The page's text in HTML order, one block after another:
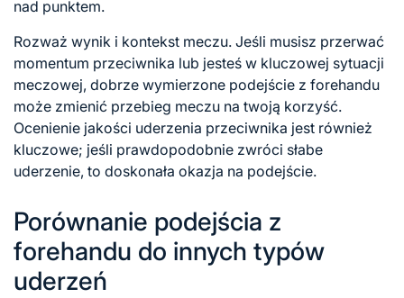
nad punktem.
Rozważ wynik i kontekst meczu. Jeśli musisz przerwać
momentum przeciwnika lub jesteś w kluczowej sytuacji
meczowej, dobrze wymierzone podejście z forehandu
może zmienić przebieg meczu na twoją korzyść.
Ocenienie jakości uderzenia przeciwnika jest również
kluczowe; jeśli prawdopodobnie zwróci słabe
uderzenie, to doskonała okazja na podejście.
Porównanie podejścia z
forehandu do innych typów
uderzeń